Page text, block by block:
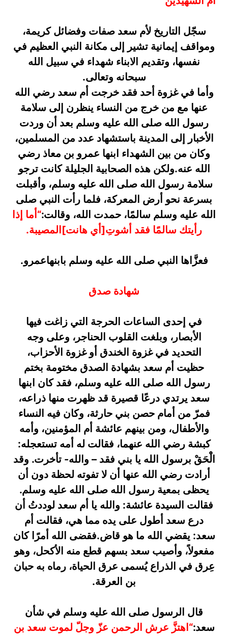
سجّل التاريخ لأم سعد صفات وفضائل كريمة،
ومواقف إيمانية تشير إلى مكانة النبي العظيم في
نفسها، وتقديم الابناء شهداء في سبيل الله
سبحانه وتعالى.
وأما في غزوة أحد فقد خرجت أم سعد رضي الله
عنها مع من خرج من النساء ينظرن إلى سلامة
رسول الله صلى الله عليه وسلم بعد أن وردت
الأخبار إلى المدينة باستشهاد عدد من المسلمين،
وكان من بين الشهداء ابنها عمرو بن معاذ رضي
الله عنه.ولكن هذه الصحابية الجليلة كانت ترجو
سلامة رسول الله صلى الله عليه وسلم، وأقبلت
بسرعة نحو أرض المعركة، فلما رأت النبي صلى
الله عليه وسلم سالمًا، حمدت الله، وقالت:“أما إذا
رأيتك سالمًا فقد أشوتِ[أي هانت] المصيبة.
فعزَّاها النبي صلى الله عليه وسلم بابنهاعمرو.
شهادة صدق
في إحدى الساعات الحرجة التي زاغت فيها
الأبصار، وبلغت القلوب الحناجر، وعلى وجه
التحديد في غزوة الخندق أو غزوة الأحزاب،
حظيت أم سعد بشهادة الصدق مختومة بختم
رسول الله صلى الله عليه وسلم، فقد كان ابنها
سعد يرتدي درعًا قصيرة قد ظهرت منها ذراعه،
فمرّ من أمام حصن بني حارثة، وكان فيه النساء
والأطفال، ومن بينهم عائشة أم المؤمنين، وأمه
كبشة رضي الله عنهما، فقالت له أمه تستعجله:
الْْحَقْ برسول الله يا بني فقد – والله- تأخرت. وقد
أرادت رضي الله عنها أن لا تفوته لحظة دون أن
يحظى بمعية رسول الله صلى الله عليه وسلم.
فقالت السيدة عائشة: والله يا أم سعد لوددتُ أن
درع سعد أطول على يده مما هي، فقالت أم
سعد: يقضي الله ما هو قاض.فقضى الله أمرًا كان
مفعولاً، وأصيب سعد بسهم قطع منه الأكحل، وهو
عِرق في الذراع يُسمى عرق الحياة، رماه به حبان
بن العرقة.
قال الرسول صلى الله عليه وسلم في شأن
سعد:“اهتزَّ عرش الرحمن عزّ وجلّ لموت سعد بن